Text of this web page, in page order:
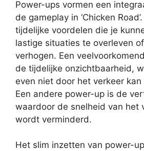
Power-ups vormen een
de gameplay in ‘Chicken
tijdelijke voordelen die je
lastige situaties te overleven
verhogen. Een
de tijdelijke onzichtbaarheid,
even niet door het verkeer
Een andere power-up is de
waardoor de snelheid van het
wordt verminderd.
Het slim inzetten van power-